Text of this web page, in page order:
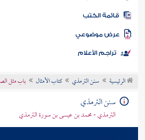
المكتبة
الكتب
موضوعي
تراجم الأعلام
الرئيسية سنن الترمذي كتاب الأمثال باب مثل
سنن الترمذي
الترمذي - محمد بن عيسى بن سورة الترمذي